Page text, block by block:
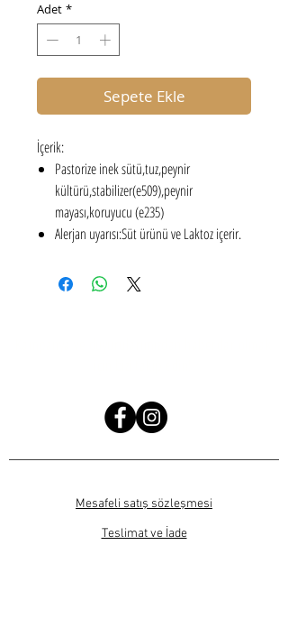
Adet *
Sepete Ekle
İçerik:
Pastorize inek sütü,tuz,peynir
kültürü,stabilizer(e509),peynir
mayası,koruyucu (e235)
Alerjan uyarısı:Süt ürünü ve Laktoz içerir.
Mesafeli satış sözleşmesi
Teslimat ve İade